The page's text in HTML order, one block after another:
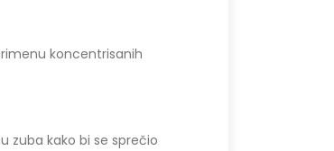
koncentrisanih
zuba kako bi se sprečio